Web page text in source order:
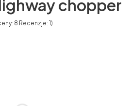
chopper
8 Recenzje: 1)